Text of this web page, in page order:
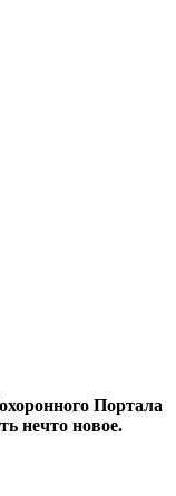
Портала
нечто новое.